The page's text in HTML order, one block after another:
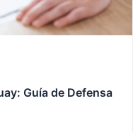
Guía de Defensa